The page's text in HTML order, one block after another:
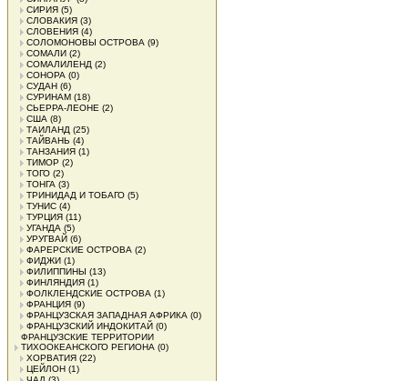
СИРИЯ (5)
СЛОВАКИЯ (3)
СЛОВЕНИЯ (4)
СОЛОМОНОВЫ ОСТРОВА (9)
СОМАЛИ (2)
СОМАЛИЛЕНД (2)
СОНОРА (0)
СУДАН (6)
СУРИНАМ (18)
СЬЕРРА-ЛЕОНЕ (2)
США (8)
ТАИЛАНД (25)
ТАЙВАНЬ (4)
ТАНЗАНИЯ (1)
ТИМОР (2)
ТОГО (2)
ТОНГА (3)
ТРИНИДАД И ТОБАГО (5)
ТУНИС (4)
ТУРЦИЯ (11)
УГАНДА (5)
УРУГВАЙ (6)
ФАРЕРСКИЕ ОСТРОВА (2)
ФИДЖИ (1)
ФИЛИППИНЫ (13)
ФИНЛЯНДИЯ (1)
ФОЛКЛЕНДСКИЕ ОСТРОВА (1)
ФРАНЦИЯ (9)
ФРАНЦУЗСКАЯ ЗАПАДНАЯ АФРИКА (0)
ФРАНЦУЗСКИЙ ИНДОКИТАЙ (0)
ФРАНЦУЗСКИЕ ТЕРРИТОРИИ
ТИХООКЕАНСКОГО РЕГИОНА (0)
ХОРВАТИЯ (22)
ЦЕЙЛОН (1)